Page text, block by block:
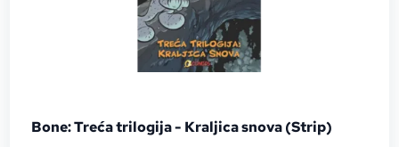
Bone: Treća trilogija - Kraljica snova (Strip)